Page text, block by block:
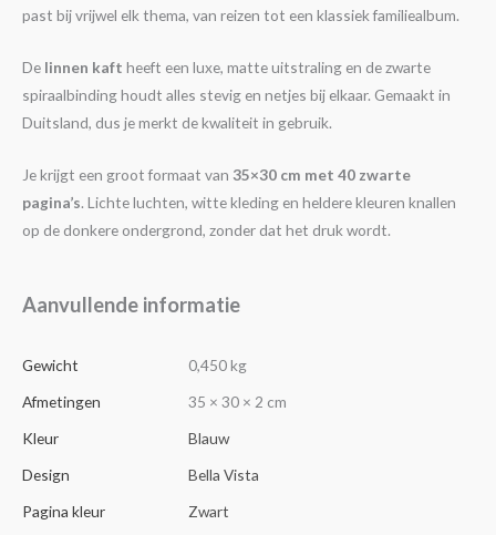
past bij vrijwel elk thema, van reizen tot een klassiek familiealbum.
De linnen kaft heeft een luxe, matte uitstraling en de zwarte
spiraalbinding houdt alles stevig en netjes bij elkaar. Gemaakt in
Duitsland, dus je merkt de kwaliteit in gebruik.
Je krijgt een groot formaat van 35×30 cm met 40 zwarte
pagina’s. Lichte luchten, witte kleding en heldere kleuren knallen
op de donkere ondergrond, zonder dat het druk wordt.
Aanvullende informatie
Gewicht
0,450 kg
Afmetingen
35 × 30 × 2 cm
Kleur
Blauw
Design
Bella Vista
Pagina kleur
Zwart